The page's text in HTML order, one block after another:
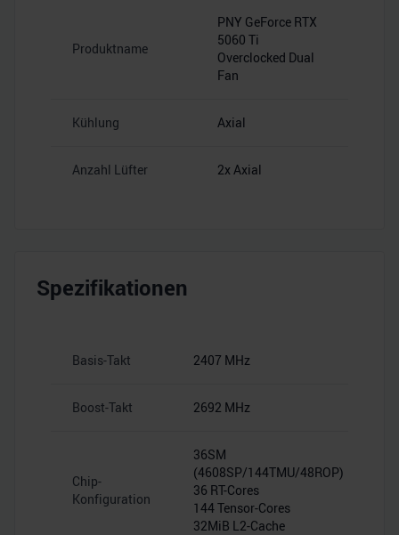
Produktname
PNY GeForce RTX
5060 Ti
Overclocked Dual
Fan
Kühlung Axial
Anzahl Lüfter 2x Axial
Spezifikationen
Basis-Takt 2407 MHz
Boost-Takt 2692 MHz
Chip-
Konfiguration
36SM
(4608SP/144TMU/48ROP)
36 RT-Cores
144 Tensor-Cores
32MiB L2-Cache